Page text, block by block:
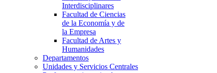
Interdisciplinares
Facultad de Ciencias
de la Economía y de
la Empresa
Facultad de Artes y
Humanidades
Departamentos
Unidades y Servicios Centrales